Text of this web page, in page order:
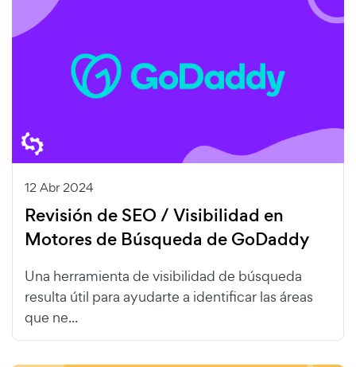
12 Abr 2024
Revisión de SEO / Visibilidad en
Motores de Búsqueda de GoDaddy
Una herramienta de visibilidad de búsqueda
resulta útil para ayudarte a identificar las áreas
que ne...